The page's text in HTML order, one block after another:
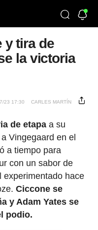
y tira de
la victoria
23 17:30 CARLES MARTÍN
de etapaa su
Vingegaard en el
a tiempo para
con un sabor de
experimentado hace
Ciccone se
y Adam Yates se
podio.